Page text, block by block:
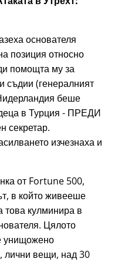
основателя
позиция относно
помощта му за
съдии (генералният
беше
в Турция - ПРЕДИ
секретар.
изчезнаха и
от Fortune 500,
в който живееше
това кулминира в
Цялото
унищожено
лични вещи, над 30